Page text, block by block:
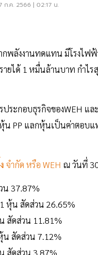
ก.ค. 2566 | 02:17 น.
ลังงานทดแทน มีโรงไฟฟ้
ายได้ 1 หมื่นล้านบาท กำ
ระกอบธุรกิจของWEH แ
น PP แลกหุ้นเป็นค่าตอบ
จำกัด หรือ WEH ณ วันที่
น 37.87%
หุ้น สัดส่วน 26.65%
สัดส่วน 11.81%
น สัดส่วน 7.12%
สัดส่วน 3.87%